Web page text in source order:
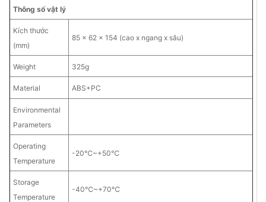
Thông số vật lý
Kích thước
(mm)
85 x 62 x 154 (cao x ngang x sâu)
Weight 325g
Material ABS+PC
Environmental
Parameters
Operating
Temperature
-20℃~+50℃
Storage
Temperature
-40℃~+70℃